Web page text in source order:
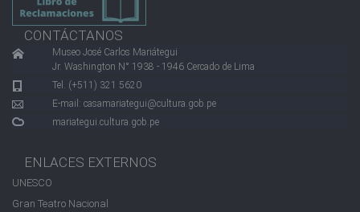
CONTÁCTANOS
Museo José Carlos Mariátegui
Jr. Washington N° 1938 - 1946 Cercado de Lima
Tel. (+511) 321 5620
E-mail: casamariategui@cultura.gob.pe
mariategui.cultura.gob.pe
ENLACES EXTERNOS
UNESCO
Gran Teatro Nacional